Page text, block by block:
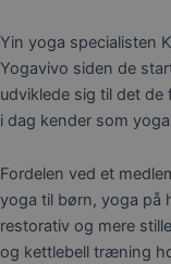
Yin yoga specialisten
Yogavivo siden de
udviklede sig til det
i dag kender som
Fordelen ved et
yoga til børn, yoga på
restorativ og mere
og kettlebell træning